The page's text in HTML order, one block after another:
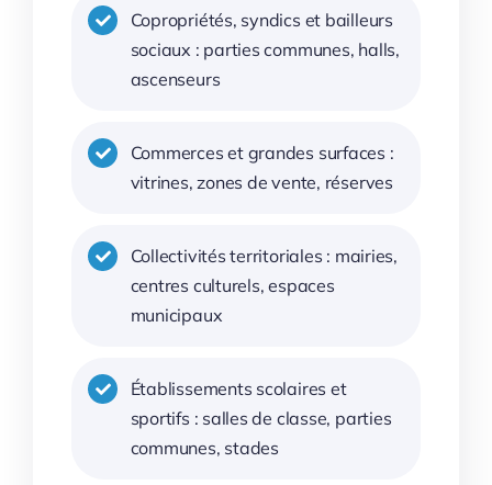
Copropriétés, syndics et bailleurs
sociaux : parties communes, halls,
ascenseurs
Commerces et grandes surfaces :
vitrines, zones de vente, réserves
Collectivités territoriales : mairies,
centres culturels, espaces
municipaux
Établissements scolaires et
sportifs : salles de classe, parties
communes, stades